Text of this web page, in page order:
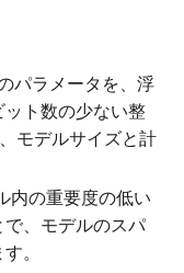
パラメータを、浮
ト数の少ない整
モデルサイズと計
内の重要度の低い
、モデルのスパ
。